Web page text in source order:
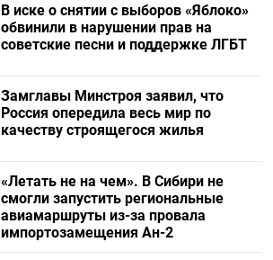
В иске о снятии с выборов «Яблоко»
обвинили в нарушении прав на
советские песни и поддержке ЛГБТ
Замглавы Минстроя заявил, что
Россия опередила весь мир по
качеству строящегося жилья
«Летать не на чем». В Сибири не
смогли запустить региональные
авиамаршруты из-за провала
импортозамещения Ан-2